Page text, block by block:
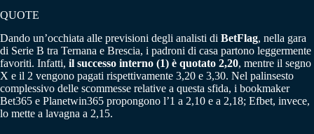
QUOTE
Dando un’occhiata alle previsioni degli analisti di BetFlag, nella gara
di Serie B tra Ternana e Brescia, i padroni di casa partono leggermente
favoriti. Infatti, il successo interno (1) è quotato 2,20, mentre il segno
X e il 2 vengono pagati rispettivamente 3,20 e 3,30. Nel palinsesto
complessivo delle scommesse relative a questa sfida, i bookmaker
Bet365 e Planetwin365 propongono l’1 a 2,10 e a 2,18; Efbet, invece,
lo mette a lavagna a 2,15.